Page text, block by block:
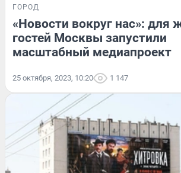
ГОРОД
«Новости вокруг нас»: для
гостей Москвы запустили
масштабный медиапроект
25 октября, 2023, 10:20 1 147